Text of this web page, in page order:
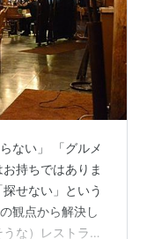
ない」 「グルメ
持ちではありま
せない」という
観点から解決し
な）レストラン